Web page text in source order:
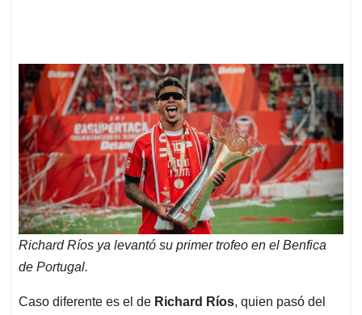
Richard Ríos ya levantó su primer trofeo en el Benfica
de Portugal.
Caso diferente es el de Richard Ríos, quien pasó del